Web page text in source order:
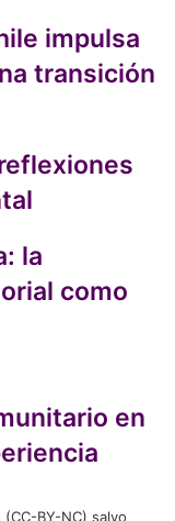
impulsa
transición
la
como
en
BY-NC) salvo